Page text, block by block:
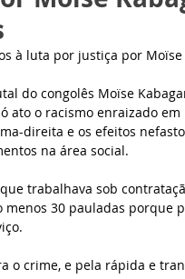
à luta por justiça por
do congolês Moïse
ato o racismo enraizado
direita e os efeitos
na área social.
trabalhava sob
menos 30 pauladas porque
o crime, e pela rápida e